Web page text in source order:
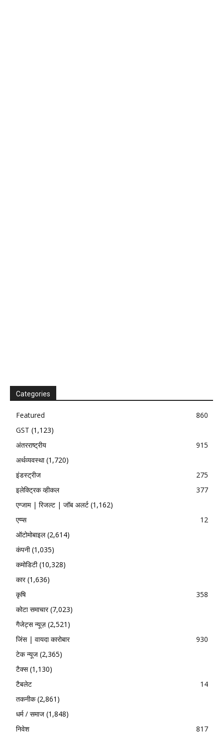
Categories
Featured
860
GST (1,123)
अंतरराष्ट्रीय
915
अर्थव्यवस्था(1,720)
इंडस्ट्रीज
275
इलेक्ट्रिक व्हीकल
377
एग्जाम | रिजल्ट | जॉब अलर्ट (1,162)
एप्प्स
12
ऑटोमोबाइल(2,614)
कंपनी(1,035)
कमोडिटी(10,328)
कार(1,636)
कृषि
358
कोटा समाचार(7,023)
गैजेट्स न्यूज़ (2,521)
जिंस | वायदा कारोबार
930
टेक न्यूज (2,365)
टैक्स(1,130)
टैबलेट
14
तकनीक(2,861)
धर्म / समाज (1,848)
निवेश
817